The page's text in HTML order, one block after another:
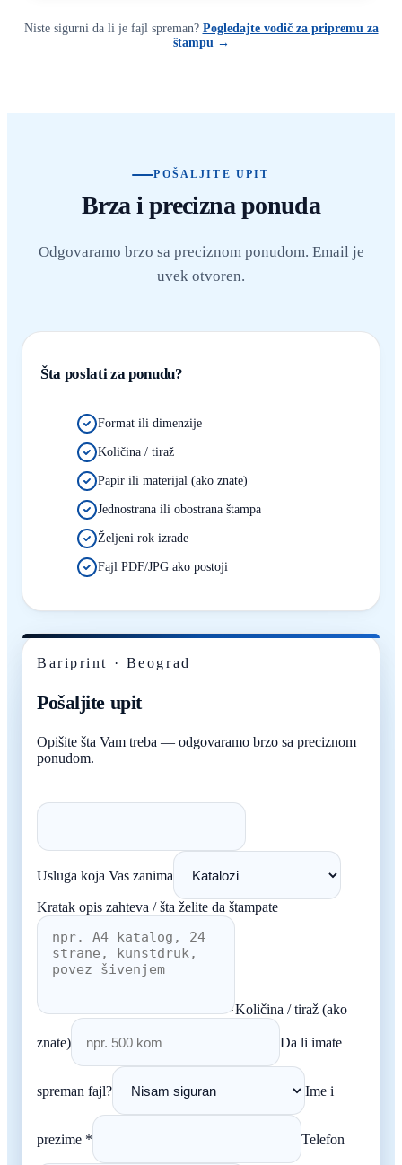
Niste sigurni da li je fajl spreman? Pogledajte vodič za pripremu za
štampu →
POŠALJITE UPIT
Brza i precizna ponuda
Odgovaramo brzo sa preciznom ponudom. Email je
uvek otvoren.
Šta poslati za ponudu?
Format ili dimenzije
Količina / tiraž
Papir ili materijal (ako znate)
Jednostrana ili obostrana štampa
Željeni rok izrade
Fajl PDF/JPG ako postoji
Bariprint · Beograd
Pošaljite upit
Opišite šta Vam treba — odgovaramo brzo sa preciznom
ponudom.
Usluga koja Vas zanima
Kratak opis zahteva / šta želite da štampate
Količina / tiraž (ako
znate) Da li imate
spreman fajl? Ime i
prezime * Telefon